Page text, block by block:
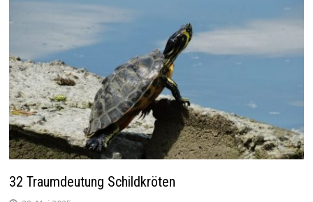
32 Traumdeutung Schildkröten